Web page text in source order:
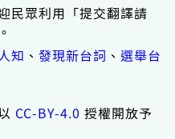
民眾利用「提交翻譯請
知 、發現新台詞 、選舉台
CC-BY-4.0 授權開放予